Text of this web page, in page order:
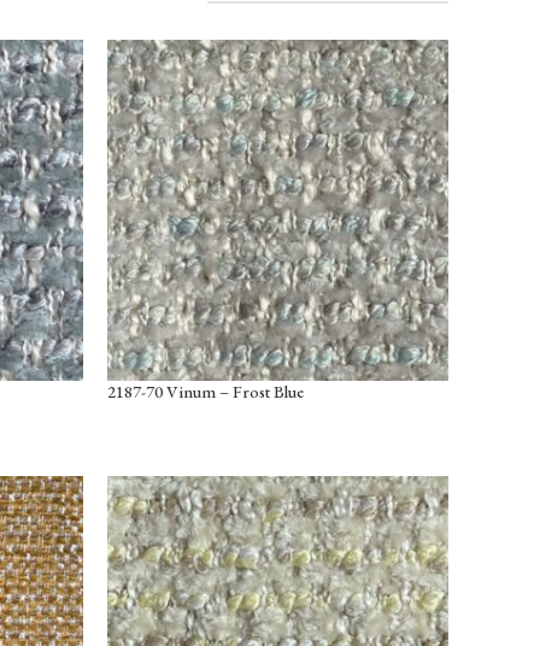
2187-70 Vinum – Frost Blue